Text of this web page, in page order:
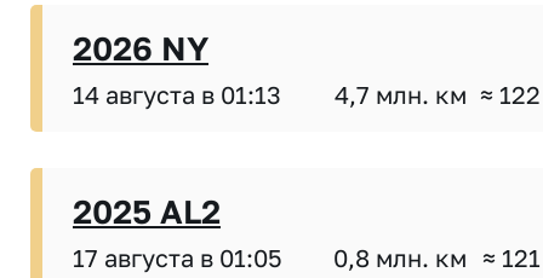
2026 NY
14 августа в 01:13 4,7 млн. км ≈
2025 AL2
17 августа в 01:05 0,8 млн. км ≈